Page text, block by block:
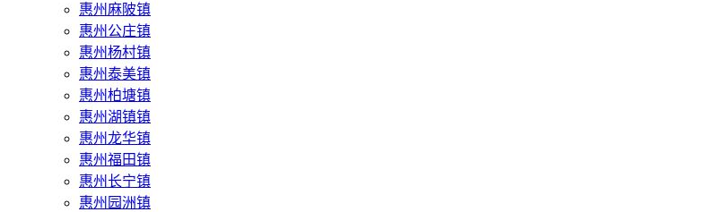
惠州麻陂镇
惠州公庄镇
惠州杨村镇
惠州泰美镇
惠州柏塘镇
惠州湖镇镇
惠州龙华镇
惠州福田镇
惠州长宁镇
惠州园洲镇